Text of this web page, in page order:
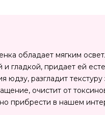
обладает мягким
гладкой, придает ей
разгладит
очистит от
прибрести в нашем